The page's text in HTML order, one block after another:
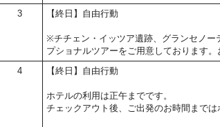
3 【終日】自由行動
※チチェン・イッツア遺跡、グランセノー
プショナルツアーをご用意しております。
4 【終日】自由行動
ホテルの利用は正午までです。
チェックアウト後、ご出発のお時間までは